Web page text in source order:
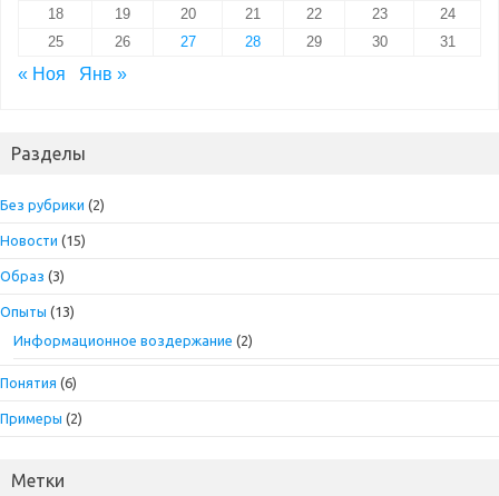
18
19 20 21 22 23
24
25
26 27 28 29 30 31
« Ноя Янв »
Разделы
Без рубрики (2)
Новости (15)
Образ (3)
Опыты (13)
Информационное воздержание (2)
Понятия (6)
Примеры (2)
Метки